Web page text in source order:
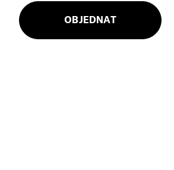
OBJEDNAT